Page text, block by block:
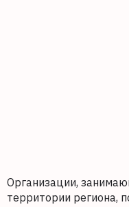
Организации,
территории региона,